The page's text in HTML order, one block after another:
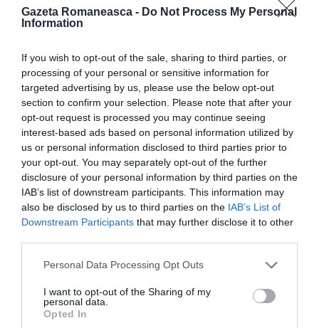
Gazeta Romaneasca - Do Not Process My Personal
Information
If you wish to opt-out of the sale, sharing to third parties, or
processing of your personal or sensitive information for
targeted advertising by us, please use the below opt-out
section to confirm your selection. Please note that after your
opt-out request is processed you may continue seeing
interest-based ads based on personal information utilized by
us or personal information disclosed to third parties prior to
your opt-out. You may separately opt-out of the further
disclosure of your personal information by third parties on the
IAB’s list of downstream participants. This information may
also be disclosed by us to third parties on the IAB’s List of
Downstream Participants that may further disclose it to other
Personal Data Processing Opt Outs
I want to opt-out of the Sharing of my
personal data.
Opted In
sistemul informatic;
problemele semnalate sau de informatii cu caracter
consular;
• Oferirea de consultanta juridica imediata pentru
solicitarile de acest gen;
• Directionarea cetatenilor conform normelor si
regulilor MAE catre organisme locale/nationale in
vederea solutionarii problemelor/solicitarilor
semnalate;
abilitate nationale (MAE, MAI) sau celor locale de
urgenta (politie, ambulanta, pompieri etc);